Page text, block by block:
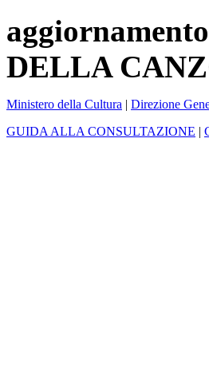
DELLA
Ministero della Cultura | Direzione
GUIDA ALLA CONSULTAZIONE |